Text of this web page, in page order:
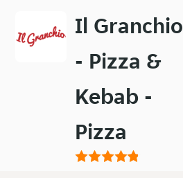
contenuto
Il Granchio
- Pizza &
Kebab -
Pizza